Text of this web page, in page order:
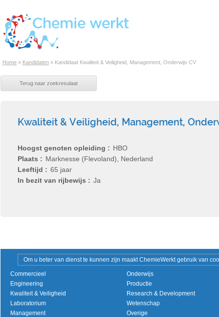
Home » Kandidaten » Kandidaat Kwaliteit & Veiligheid, Management, Onderwijs CV
Kwaliteit & Veiligheid, Management,
Hoogst genoten opleiding
HBO
Plaats
Marknesse (Flevoland), Nederland
Leeftijd
65 jaar
In bezit van rijbewijs
Ja
Om u beter van dienst te kunnen zijn maakt ChemieWerkt gebruik van
Commercieel
Engineering
Kwaliteit & Veiligheid
Laboratorium
Management
Onderwijs
Productie
Research & Development
Wetenschap
Overige